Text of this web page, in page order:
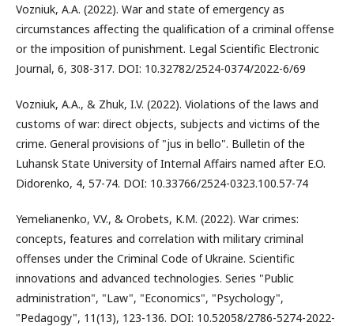
Vozniuk, A.A. (2022). War and state of emergency as
circumstances affecting the qualification of a criminal offense
or the imposition of punishment. Legal Scientific Electronic
Journal, 6, 308-317. DOI: 10.32782/2524-0374/2022-6/69
Vozniuk, A.A., & Zhuk, I.V. (2022). Violations of the laws and
customs of war: direct objects, subjects and victims of the
crime. General provisions of "jus in bello". Bulletin of the
Luhansk State University of Internal Affairs named after E.O.
Didorenko, 4, 57-74. DOI: 10.33766/2524-0323.100.57-74
Yemelianenko, V.V., & Orobets, K.M. (2022). War crimes:
concepts, features and correlation with military criminal
offenses under the Criminal Code of Ukraine. Scientific
innovations and advanced technologies. Series "Public
administration", "Law", "Economics", "Psychology",
"Pedagogy", 11(13), 123-136. DOI: 10.52058/2786-5274-2022-